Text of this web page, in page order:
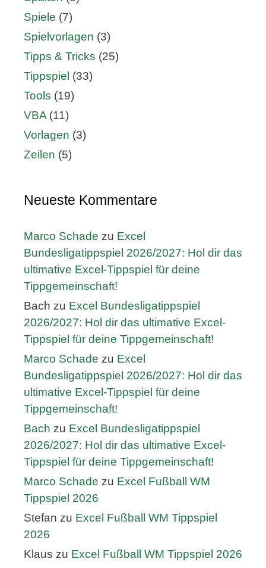
Spiele (7)
Spielvorlagen (3)
Tipps & Tricks (25)
Tippspiel (33)
Tools (19)
VBA (11)
Vorlagen (3)
Zeilen (5)
Neueste Kommentare
Marco Schade zu Excel
Bundesligatippspiel 2026/2027: Hol dir das
ultimative Excel-Tippspiel für deine
Tippgemeinschaft!
Bach zu Excel Bundesligatippspiel
2026/2027: Hol dir das ultimative Excel-
Tippspiel für deine Tippgemeinschaft!
Marco Schade zu Excel
Bundesligatippspiel 2026/2027: Hol dir das
ultimative Excel-Tippspiel für deine
Tippgemeinschaft!
Bach zu Excel Bundesligatippspiel
2026/2027: Hol dir das ultimative Excel-
Tippspiel für deine Tippgemeinschaft!
Marco Schade zu Excel Fußball WM
Tippspiel 2026
Stefan zu Excel Fußball WM Tippspiel
2026
Klaus zu Excel Fußball WM Tippspiel 2026